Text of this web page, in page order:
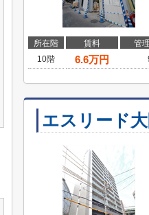
所在階 賃料
管
10階
6.6万円
エスリード